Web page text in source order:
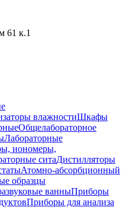
61 к.1
влажностиШкафы
Общелабораторное
Лабораторные
иономеры,
ситаДистилляторы
Атомно-абсорбционный
образцы
ванныПриборы
Приборы для анализа